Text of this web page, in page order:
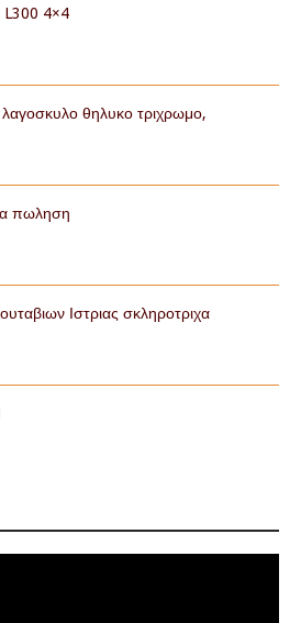
L300 4×4
λαγοσκυλο θηλυκο τριχρωμο,
πωληση
Ιστριας σκληροτριχα